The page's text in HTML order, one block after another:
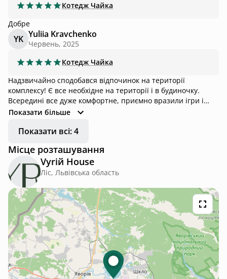
Котедж Чайка
Добре
YK Yuliia Kravchenko
Червень, 2025
Котедж Чайка
Надзвичайно сподобався відпочинок на території
комплексу! Є все необхідне на території і в будиночку.
Всередині все дуже комфортне, приємно вразили ігри і
ракетки для бадмінтону. Приємний персонал, замовляла
тихо і приємно, що в місто дійсно повертаєшся
нашого проживання всі жителі були з песиками (включно з
нами), це звісно передбачувано, але було б добре мати
певний заборчик між будинками, не завжди песики можуть
знайти спільну мову, що може негативно вплинути на
якість відпочинку.
Показати більше
Показати всі: 4
Місце розташування
Vyriй House
Ліс, Львівська область